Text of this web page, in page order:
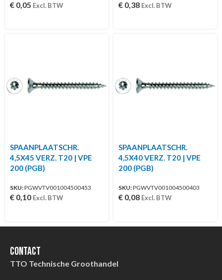
€ 0,05 Excl. BTW € 0,38 Excl. BTW
SPAANPLAATSCHR.
4,5X45 VERZ. T20 | VPE
200 (PGB)
SKU:PGWVTV001004500453
€ 0,10 Excl. BTW
SPAANPLAATSCHR.
4,5X40 VERZ. T20 | VPE
200 (PGB)
SKU:PGWVTV001004500403
€ 0,08 Excl. BTW
Contact
TTO Technische Groothandel